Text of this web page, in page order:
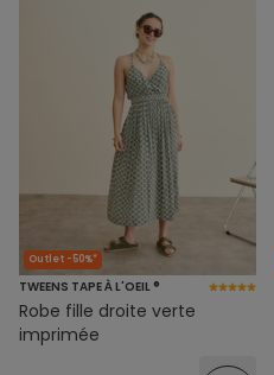
Outlet -50%*
TWEENS TAPE À L'OEIL ®
Robe fille droite verte
imprimée